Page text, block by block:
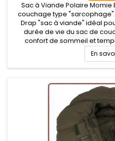
Sac à Viande Polaire
couchage type
Drap "sac à viande" idéal
durée de vie du sac de
confort de sommeil et
thermique de +9°C. Peut-être
En